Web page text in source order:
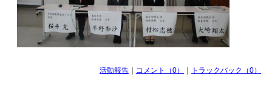
活動報告 コメント（0） トラックバック（0）